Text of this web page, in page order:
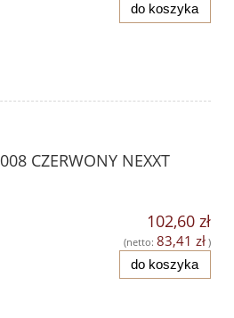
do koszyka
CZERWONY NEXXT
102,60 zł
(netto: 83,41 zł )
do koszyka